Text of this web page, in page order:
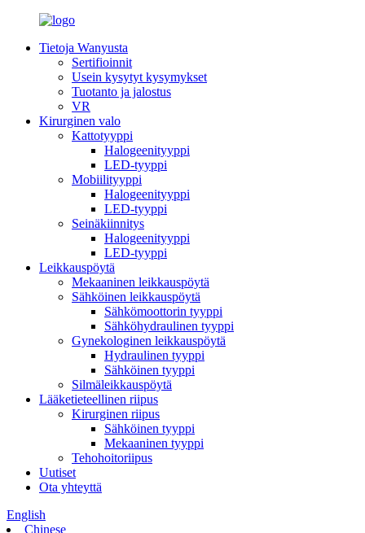
Tietoja Wanyusta
Sertifioinnit
Usein kysytyt kysymykset
Tuotanto ja jalostus
VR
Kirurginen valo
Kattotyyppi
Halogeenityyppi
LED-tyyppi
Mobiilityyppi
Halogeenityyppi
LED-tyyppi
Seinäkiinnitys
Halogeenityyppi
LED-tyyppi
Leikkauspöytä
Mekaaninen leikkauspöytä
Sähköinen leikkauspöytä
Sähkömoottorin tyyppi
Sähköhydraulinen tyyppi
Gynekologinen leikkauspöytä
Hydraulinen tyyppi
Sähköinen tyyppi
Silmäleikkauspöytä
Lääketieteellinen riipus
Kirurginen riipus
Sähköinen tyyppi
Mekaaninen tyyppi
Tehohoitoriipus
Uutiset
Ota yhteyttä
English
Chinese